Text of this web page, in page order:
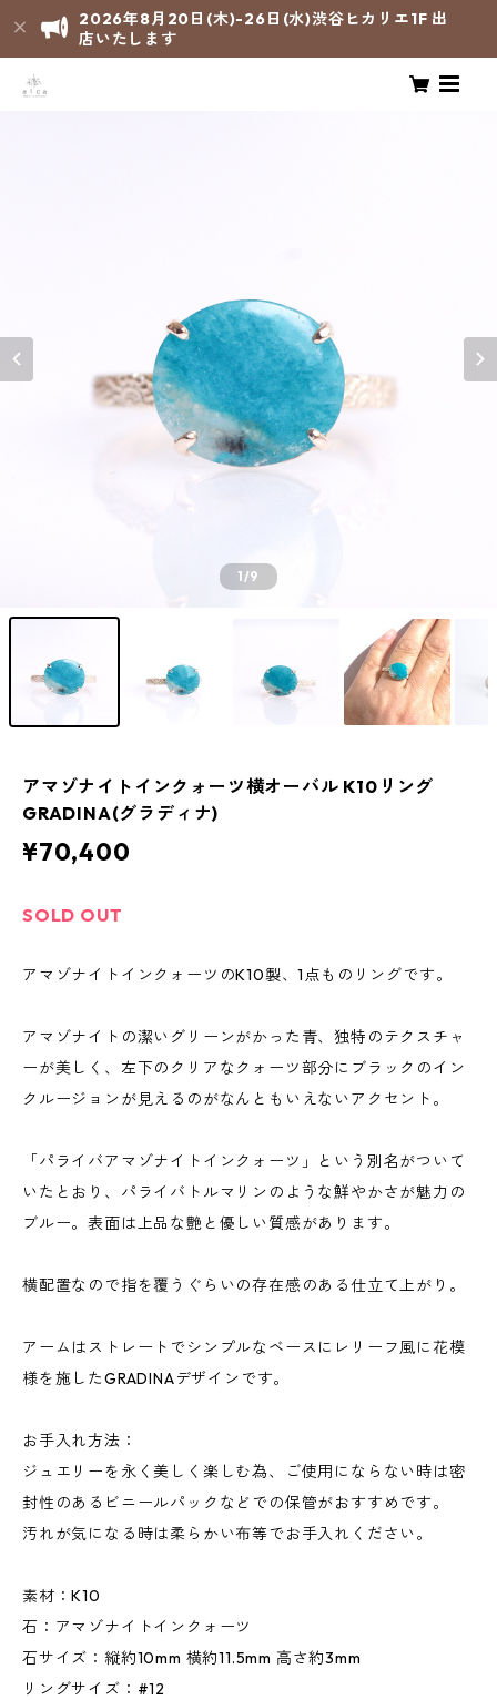
2026年8月20日(木)-26日(水)渋谷ヒカリエ1F 出
店いたします
1/9
アマゾナイトインクォーツ横オーバル K10リング
GRADINA(グラディナ)
¥70,400
SOLD OUT
アマゾナイトインクォーツのK10製、1点ものリングです。
アマゾナイトの潔いグリーンがかった青、独特のテクスチャ
ーが美しく、左下のクリアなクォーツ部分にブラックのイン
クルージョンが見えるのがなんともいえないアクセント。
「パライバアマゾナイトインクォーツ」という別名がついて
いたとおり、パライバトルマリンのような鮮やかさが魅力の
ブルー。表面は上品な艶と優しい質感があります。
横配置なので指を覆うぐらいの存在感のある仕立て上がり。
アームはストレートでシンプルなベースにレリーフ風に花模
様を施したGRADINAデザインです。
お手入れ方法：
ジュエリーを永く美しく楽しむ為、ご使用にならない時は密
封性のあるビニールパックなどでの保管がおすすめです。
汚れが気になる時は柔らかい布等でお手入れください。
素材：K10
石：アマゾナイトインクォーツ
石サイズ：縦約10mm 横約11.5mm 高さ約3mm
リングサイズ：#12